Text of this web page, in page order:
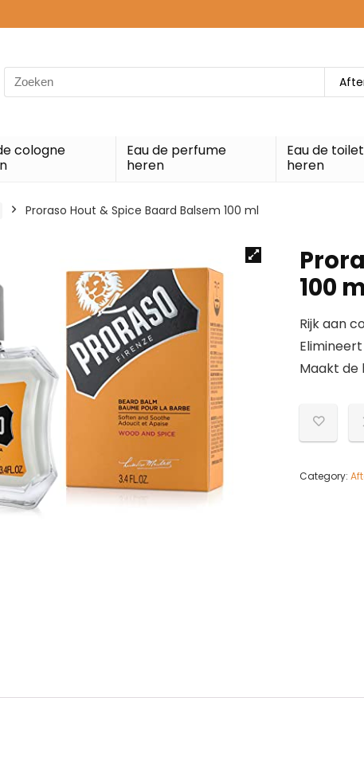
Search
for:
cologne
Eau de perfume
heren
Eau de
heren
Proraso Hout & Spice Baard Balsem 100 ml
100
Rijk aan
Maakt de
Category: